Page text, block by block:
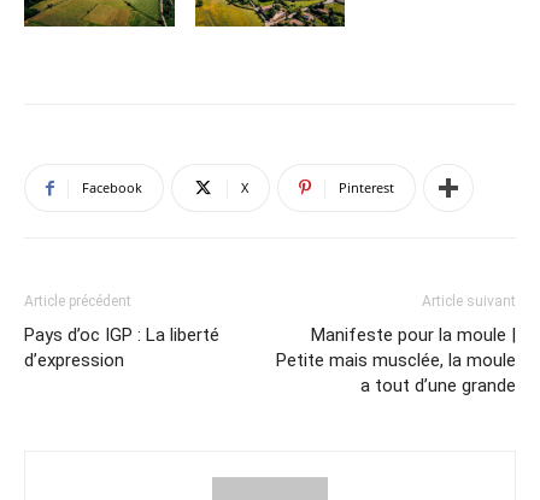
Facebook X Pinterest
Article précédent
Pays d’oc IGP : La liberté
d’expression
Article suivant
Manifeste pour la moule |
Petite mais musclée, la moule
a tout d’une grande